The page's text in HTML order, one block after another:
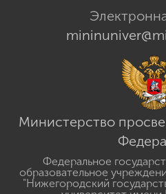
Министерство
Федеральное
образовательное
"Нижегородский